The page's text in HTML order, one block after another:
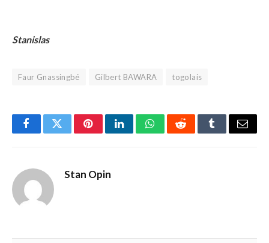
Stanislas
Faur Gnassingbé Gilbert BAWARA togolais
FacebookTwitterPinterestLinkedInWhatsAppRedditTumblrEmail
Stan Opin